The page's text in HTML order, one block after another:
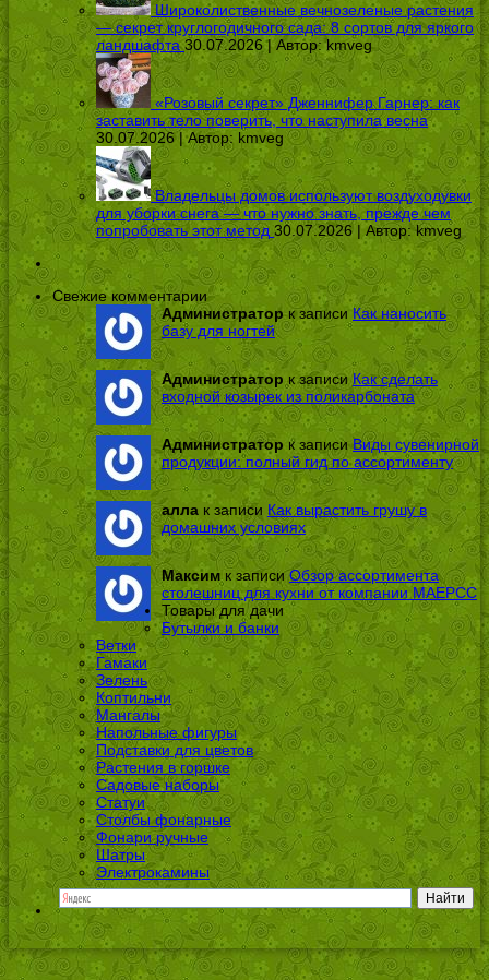
Широколиственные вечнозеленые растения
— секрет круглогодичного сада: 8 сортов для яркого
ландшафта 30.07.2026 | Автор:kmveg
«Розовый секрет» Дженнифер Гарнер: как
заставить тело поверить, что наступила весна
30.07.2026 | Автор: kmveg
Владельцы домов используют воздуходувки
для уборки снега — что нужно знать, прежде чем
попробовать этот метод 30.07.2026 | Автор:kmveg
Свежие комментарии
Администраторк записи Как наносить
базу для ногтей
Администратор к записиКак сделать
входной козырек из поликарбоната
Администратор к записиВиды сувенирной
продукции: полный гид по ассортименту
алла к записи Как вырастить грушу в
домашних условиях
Максимк записиОбзор ассортимента
столешниц для кухни от компании МАЕРСС
Товары для дачи
Бутылки и банки
Ветки
Гамаки
Зелень
Коптильни
Мангалы
Напольные фигуры
Подставки для цветов
Растения в горшке
Садовые наборы
Статуи
Столбы фонарные
Фонари ручные
Шатры
Электрокамины